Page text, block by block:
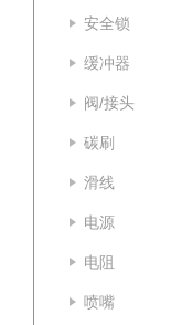
安全锁
缓冲器
阀/接头
碳刷
滑线
电源
电阻
喷嘴